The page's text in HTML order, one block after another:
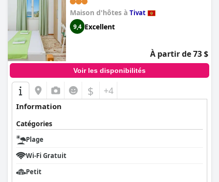
Maison d'hôtes à Tivat
9,4 Excellent
À partir de 73 $
Voir les disponibilités
$ +4
Information
Catégories
Plage
Wi-Fi Gratuit
Petit